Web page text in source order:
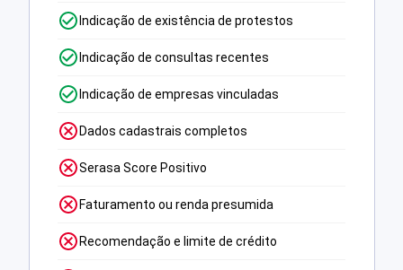
Indicação de existência de protestos
Indicação de consultas recentes
Indicação de empresas vinculadas
Dados cadastrais completos
Serasa Score Positivo
Faturamento ou renda presumida
Recomendação e limite de crédito